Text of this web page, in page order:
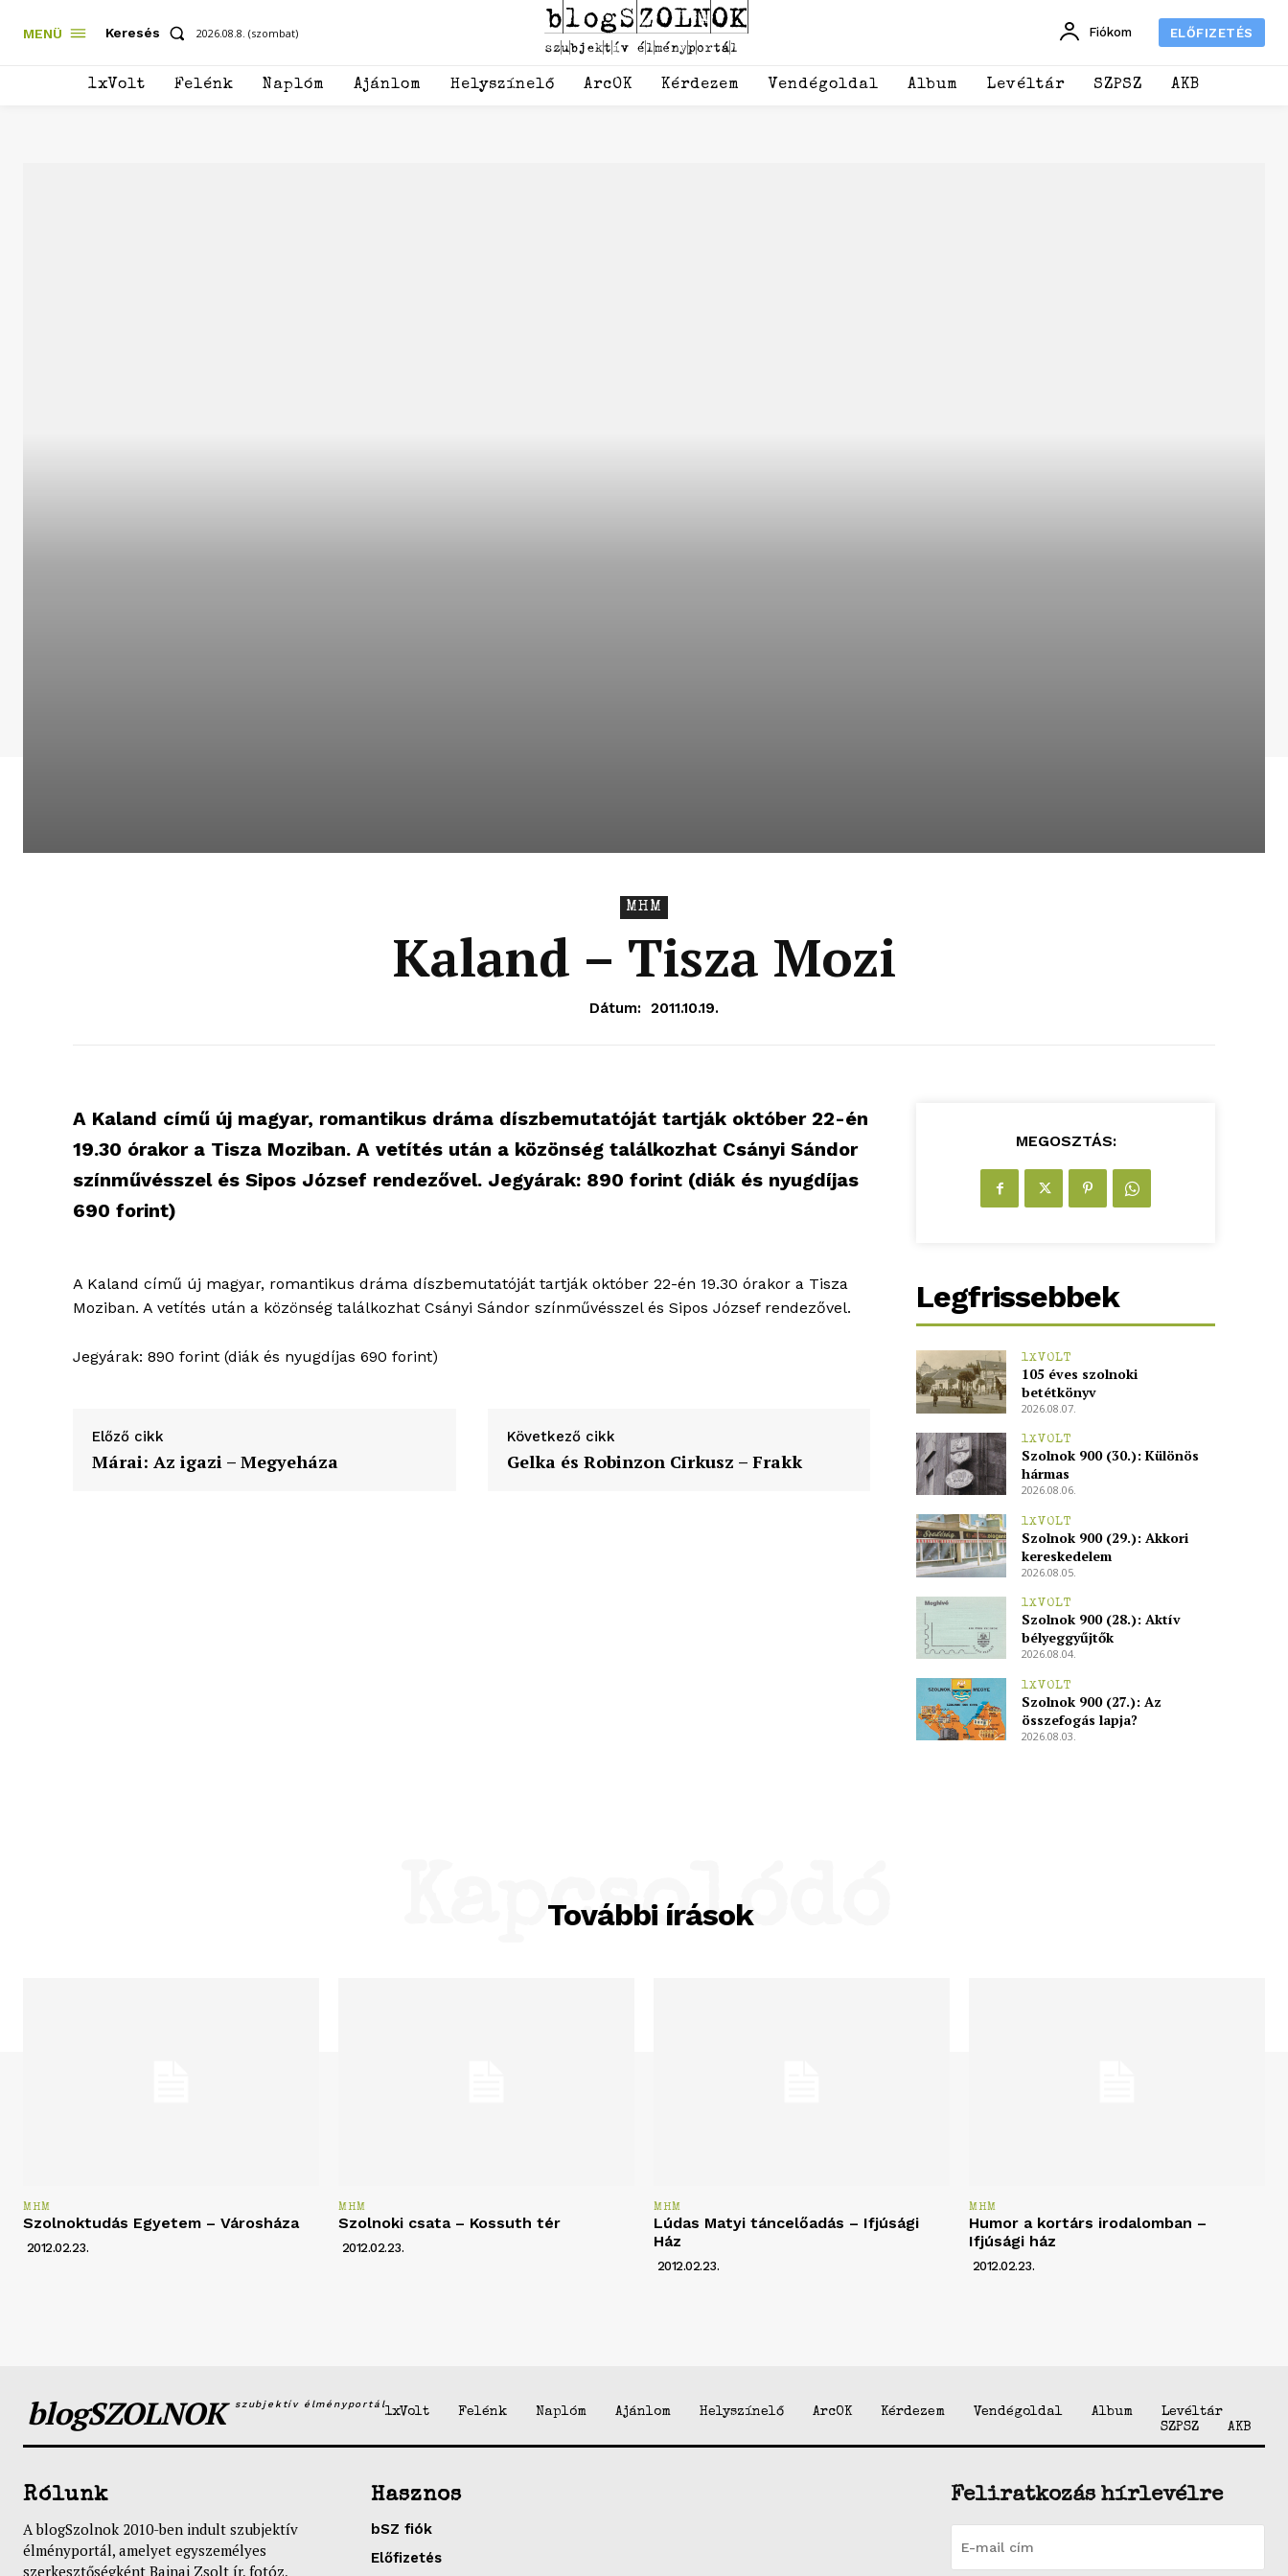
szubjektív
élményportál
Kapcsolat
Adatkezelési tájékoztató
MENÜ Keresés 2026.08.8. (szombat) Fiókom ELŐFIZETÉS
1xVolt Felénk Naplóm Ajánlom Helyszínelő ArcOK Kérdezem Vendégoldal Album Levéltár SZPSZ AKB
MHM
Kaland – Tisza Mozi
Dátum: 2011.10.19.
A Kaland című új magyar, romantikus dráma díszbemutatóját tartják október 22-én
19.30 órakor a Tisza Moziban. A vetítés után a közönség találkozhat Csányi Sándor
színművésszel és Sipos József rendezővel. Jegyárak: 890 forint (diák és nyugdíjas
690 forint)
A Kaland című új magyar, romantikus dráma díszbemutatóját tartják október 22-én 19.30 órakor a Tisza
Moziban. A vetítés után a közönség találkozhat Csányi Sándor színművésszel és Sipos József rendezővel.
Jegyárak: 890 forint (diák és nyugdíjas 690 forint)
Előző cikk
Márai: Az igazi – Megyeháza
Következő cikk
Gelka és Robinzon Cirkusz – Frakk
MEGOSZTÁS:
Legfrissebbek
1XVOLT
105 éves szolnoki
betétkönyv
2026.08.07.
1XVOLT
Szolnok 900 (30.): Különös
hármas
2026.08.06.
1XVOLT
Szolnok 900 (29.): Akkori
kereskedelem
2026.08.05.
1XVOLT
Szolnok 900 (28.): Aktív
bélyeggyűjtők
2026.08.04.
1XVOLT
Szolnok 900 (27.): Az
összefogás lapja?
2026.08.03.
További írások
Kapcsolódó
MHM
Szolnoktudás Egyetem – Városháza
2012.02.23.
MHM
Szolnoki csata – Kossuth tér
2012.02.23.
MHM
Lúdas Matyi táncelőadás – Ifjúsági
Ház
2012.02.23.
MHM
Humor a kortárs irodalomban –
Ifjúsági ház
2012.02.23.
blogSZOLNOK szubjektív élményportál
1xVolt Felénk Naplóm Ajánlom Helyszínelő ArcOK Kérdezem Vendégoldal Album
Levéltár
SZPSZ
AKB
Rólunk
A blogSzolnok 2010-ben indult szubjektív
élményportál, amelyet egyszemélyes
szerkesztőségként Bajnai Zsolt ír, fotóz,
Hasznos
bSZ fiók
Előfizetés
Feliratkozás hírlevélre